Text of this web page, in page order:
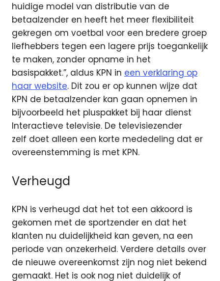
huidige model van distributie van de
betaalzender en heeft het meer flexibiliteit
gekregen om voetbal voor een bredere groep
liefhebbers tegen een lagere prijs toegankelijk
te maken, zonder opname in het
basispakket.”, aldus KPN in een verklaring op
haar website. Dit zou er op kunnen wijze dat
KPN de betaalzender kan gaan opnemen in
bijvoorbeeld het pluspakket bij haar dienst
Interactieve televisie. De televisiezender
zelf doet alleen een korte mededeling dat er
overeenstemming is met KPN.
Verheugd
KPN is verheugd dat het tot een akkoord is
gekomen met de sportzender en dat het
klanten nu duidelijkheid kan geven, na een
periode van onzekerheid. Verdere details over
de nieuwe overeenkomst zijn nog niet bekend
gemaakt. Het is ook nog niet duidelijk of